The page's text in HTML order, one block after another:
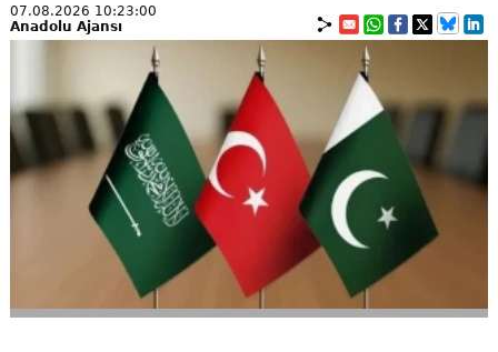
07.08.2026 10:23:00
Anadolu Ajansı